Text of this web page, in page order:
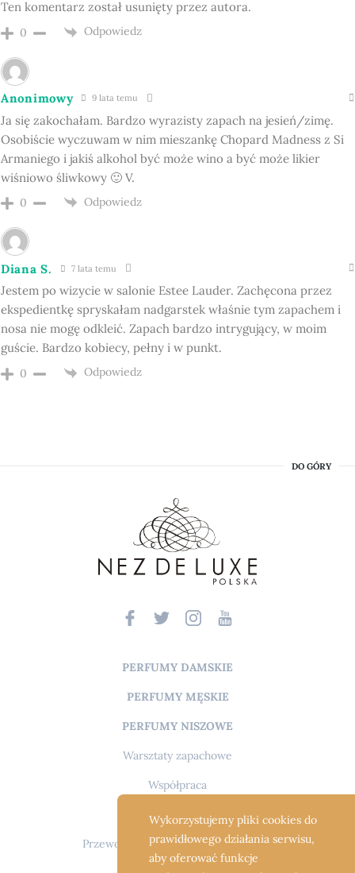
Ten komentarz został usunięty przez autora.
0 Odpowiedz
Anonimowy 9 lata temu
Ja się zakochałam. Bardzo wyrazisty zapach na jesień/zimę.
Osobiście wyczuwam w nim mieszankę Chopard Madness z Si
Armaniego i jakiś alkohol być może wino a być może likier
wiśniowo śliwkowy 🙂 V.
0 Odpowiedz
Diana S. 7 lata temu
Jestem po wizycie w salonie Estee Lauder. Zachęcona przez
ekspedientkę spryskałam nadgarstek właśnie tym zapachem i
nosa nie mogę odkleić. Zapach bardzo intrygujący, w moim
guście. Bardzo kobiecy, pełny i w punkt.
0 Odpowiedz
DO GÓRY
PERFUMY DAMSKIE
PERFUMY MĘSKIE
PERFUMY NISZOWE
Warsztaty zapachowe
Współpraca
O mnie
Przewodnik po świecie perfum i FAQ
Wykorzystujemy pliki cookies do
prawidłowego działania serwisu,
aby oferować funkcje